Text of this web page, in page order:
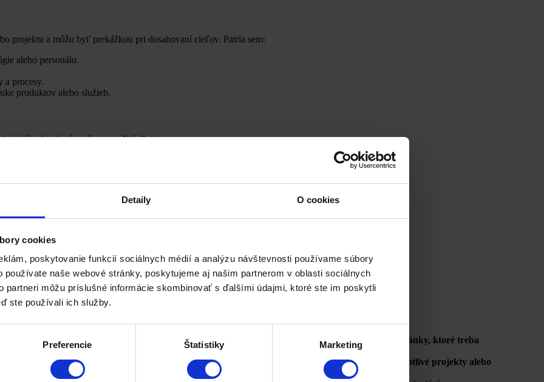
Detaily O cookies
cookies
poskytovanie funkcií sociálnych médií a analýzu návštevnosti používame súbory
používate naše webové stránky, poskytujeme aj našim partnerom v oblasti sociálnych
partneri môžu príslušné informácie skombinovať s ďalšími údajmi, ktoré ste im poskytli
ste používali ich služby.
Preferencie Štatistiky Marketing
projektu a môžu byť prekážkou pri dosahovaní cieľov. Patria sem:
alebo personálu.
a procesy.
produktov alebo služieb.
výhody, ak sú správne využité. Patria sem:
alebo procesy.
s inými organizáciami.
alebo projektu. Patria sem:
a očakávaniach.
situáciu organizácie.
Pomáha identifikovať silné stránky, ktoré je potrebné posilňovať, a slabé stránky, ktoré treba
a použitie.Môže byť aplikovaná na rôzne úrovne, od celkových obchodných stratégií po jednotlivé projekty alebo